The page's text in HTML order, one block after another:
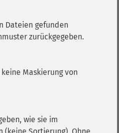
Dateien gefunden
zurückgegeben.
Maskierung von
wie sie im